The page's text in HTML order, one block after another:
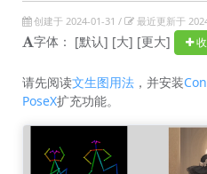
创建于 2024-01-31 / 最近更新于
字体： [默认] [大] [更大]
请先阅读文生图用法 ，并安装
PoseX扩充功能。